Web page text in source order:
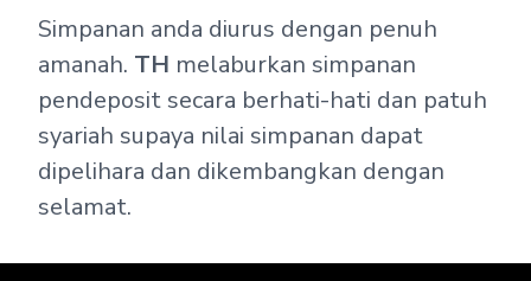
Simpanan anda diurus dengan penuh
amanah. TH melaburkan simpanan
pendeposit secara berhati-hati dan patuh
syariah supaya nilai simpanan dapat
dipelihara dan dikembangkan dengan
selamat.